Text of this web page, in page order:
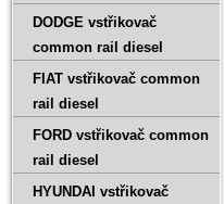
DODGE vstřikovač
common rail diesel
FIAT vstřikovač common
rail diesel
FORD vstřikovač common
rail diesel
HYUNDAI vstřikovač